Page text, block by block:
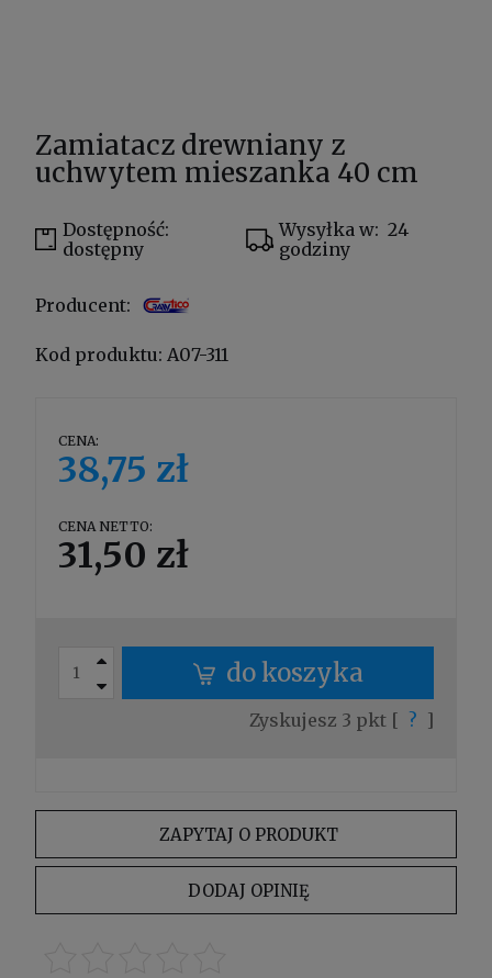
Zamiatacz drewniany z
uchwytem mieszanka 40 cm
Dostępność:
dostępny
Wysyłka w: 24
godziny
Producent:
Kod produktu: A07-311
CENA:
38,75 zł
CENA NETTO:
31,50 zł
do koszyka
Zyskujesz 3 pkt [ ? ]
ZAPYTAJ O PRODUKT
DODAJ OPINIĘ